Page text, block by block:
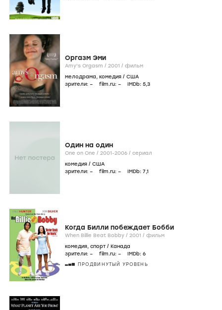
Оргазм Эми
Amy's Orgasm / 2001 / фильм
мелодрама, комедия / США
зрители: – film.ru: – IMDb: 5,3
Один на один
One on One / 2001-2006 / сериал
комедия / США
зрители: – film.ru: – IMDb: 7,1
Когда Билли побеждает Бобби
When Billie Beat Bobby / 2001 / фильм
комедия, спорт / Канада
зрители: – film.ru: – IMDb: 6
ПРОДВИНУТЫЙ УРОВЕНЬ